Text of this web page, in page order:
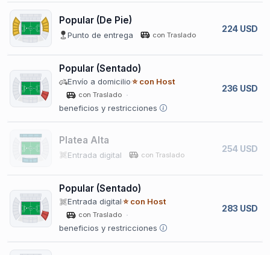
Popular (De Pie)
Punto de entrega con Traslado
224 USD
Popular (Sentado)
Envío a domicilio⭐ con Host
con Traslado
beneficios y restricciones
236 USD
Platea Alta
Entrada digital con Traslado
254 USD
Popular (Sentado)
Entrada digital⭐ con Host
con Traslado
beneficios y restricciones
283 USD